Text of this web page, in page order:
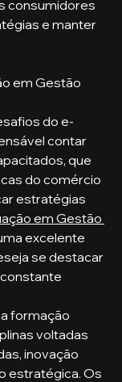
consumidores
e manter
em Gestão
do e-
contar
que
do comércio
estratégias
em Gestão
excelente
se destacar
formação
voltadas
inovação
estratégica. Os